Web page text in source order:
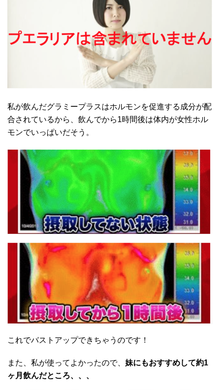
私が飲んだグラミープラスはホルモンを促進する成分が配
合されているから、飲んでから1時間後は体内が女性ホル
モンでいっぱいだそう。
これでバストアップできちゃうのです！
また、私が使ってよかったので、 妹にもおすすめして約1
ヶ月飲んだところ、、、